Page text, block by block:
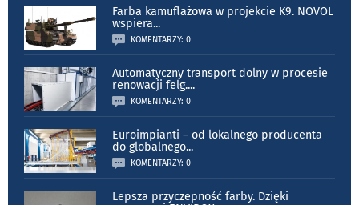
Farba kamuflażowa w projekcie K9. NOVOL
wspiera...
KOMENTARZY: 0
Automatyczny transport dolny w procesie
renowacji felg....
KOMENTARZY: 0
Euroimpianti – od lokalnego producenta
do globalnego...
KOMENTARZY: 0
Lepsza przyczepność farby. Dzięki